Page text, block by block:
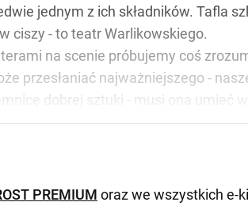
jednym z ich składników. Tafla
ciszy - to teatr Warlikowskiego.
na scenie próbujemy coś
przesłaniać najważniejszego -
dobrej sztuki - musi ona umieć
PREMIUM oraz we wszystkich e-